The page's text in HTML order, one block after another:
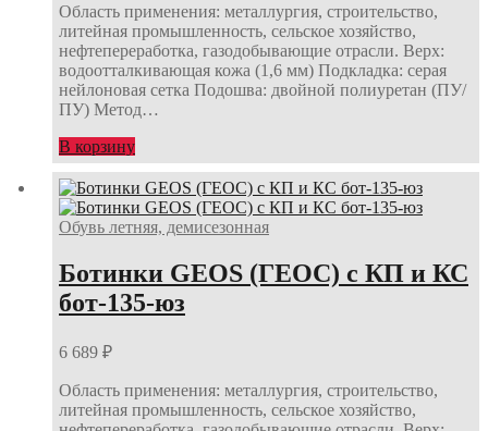
Область применения: металлургия, строительство,
литейная промышленность, сельское хозяйство,
нефтепереработка, газодобывающие отрасли. Верх:
водоотталкивающая кожа (1,6 мм) Подкладка: серая
нейлоновая сетка Подошва: двойной полиуретан (ПУ/
ПУ) Метод…
В корзину
Обувь летняя, демисезонная
Ботинки GEOS (ГЕОС) с КП и КС
бот-135-юз
6 689 ₽
Область применения: металлургия, строительство,
литейная промышленность, сельское хозяйство,